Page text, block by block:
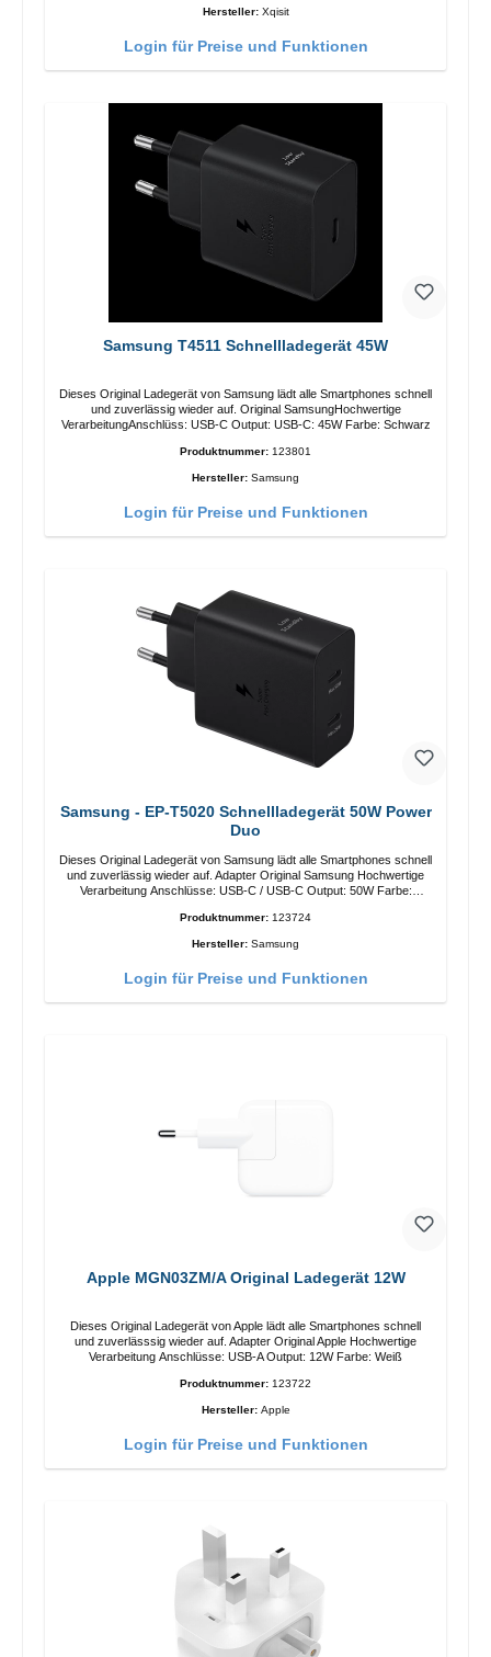
Hersteller: Xqisit
Login für Preise und Funktionen
Samsung T4511 Schnellladegerät 45W
Dieses Original Ladegerät von Samsung lädt alle Smartphones schnell
und zuverlässig wieder auf. Original SamsungHochwertige
VerarbeitungAnschlüss: USB-C Output: USB-C: 45W Farbe: Schwarz
Produktnummer: 123801
Hersteller: Samsung
Login für Preise und Funktionen
Samsung - EP-T5020 Schnellladegerät 50W Power
Duo
Dieses Original Ladegerät von Samsung lädt alle Smartphones schnell
und zuverlässig wieder auf. Adapter Original Samsung Hochwertige
Verarbeitung Anschlüsse: USB-C / USB-C Output: 50W Farbe:
Schwarz/li>
Produktnummer: 123724
Hersteller: Samsung
Login für Preise und Funktionen
Apple MGN03ZM/A Original Ladegerät 12W
Dieses Original Ladegerät von Apple lädt alle Smartphones schnell
und zuverlässsig wieder auf. Adapter Original Apple Hochwertige
Verarbeitung Anschlüsse: USB-A Output: 12W Farbe: Weiß
Produktnummer: 123722
Hersteller: Apple
Login für Preise und Funktionen